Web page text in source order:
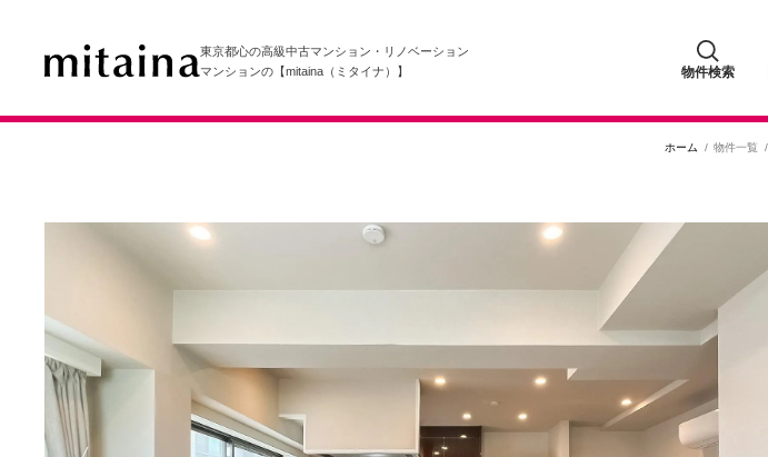
東京都心の高級中古マンション・リノベーション
マンションの【mitaina（ミタイナ）】
物件検索
ホーム 物件一覧